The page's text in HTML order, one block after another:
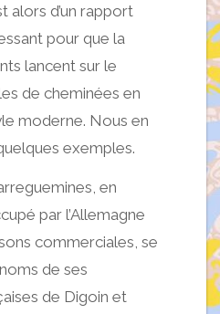
alors d’un rapport
pour que la
lancent sur le
de cheminées en
moderne. Nous en
exemples.
en
par l’Allemagne
commerciales, se
de ses
de Digoin et